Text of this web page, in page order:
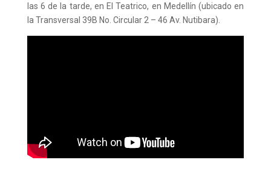
las 6 de la tarde, en El Teatrico, en Medellín (ubicado en
la Transversal 39B No. Circular 2 – 46 Av. Nutibara).